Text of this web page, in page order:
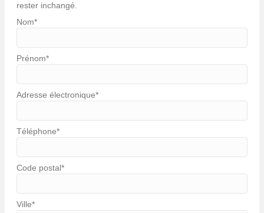
rester inchangé.
Nom*
Prénom*
Adresse électronique*
Téléphone*
Code postal*
Ville*